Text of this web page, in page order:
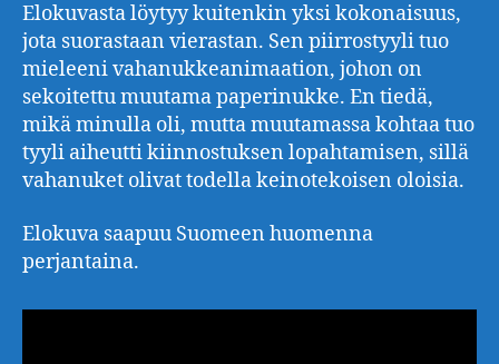
Elokuvasta löytyy kuitenkin yksi kokonaisuus,
jota suorastaan vierastan. Sen piirrostyyli tuo
mieleeni vahanukkeanimaation, johon on
sekoitettu muutama paperinukke. En tiedä,
mikä minulla oli, mutta muutamassa kohtaa tuo
tyyli aiheutti kiinnostuksen lopahtamisen, sillä
vahanuket olivat todella keinotekoisen oloisia.
Elokuva saapuu Suomeen huomenna
perjantaina.